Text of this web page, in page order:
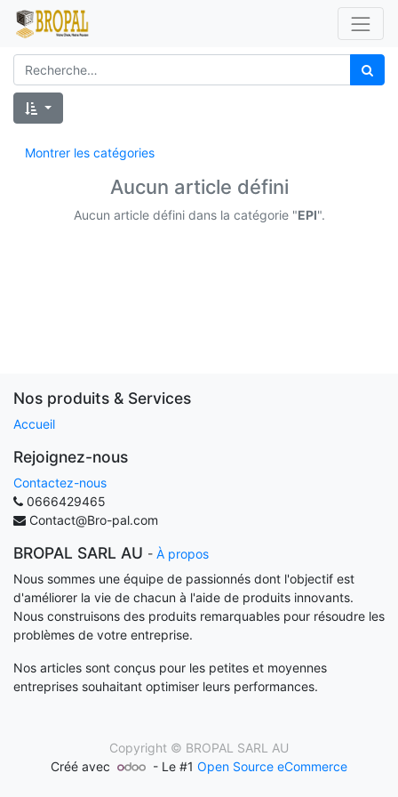
Montrer les catégories
Aucun article défini
Aucun article défini dans la catégorie "EPI".
Nos produits & Services
Accueil
Rejoignez-nous
Contactez-nous
0666429465
Contact@Bro-pal.com
BROPAL SARL AU - À propos
Nous sommes une équipe de passionnés dont l'objectif est
d'améliorer la vie de chacun à l'aide de produits innovants.
Nous construisons des produits remarquables pour résoudre les
problèmes de votre entreprise.
Nos articles sont conçus pour les petites et moyennes
entreprises souhaitant optimiser leurs performances.
Copyright © BROPAL SARL AU
Créé avec
- Le #1Open Source eCommerce